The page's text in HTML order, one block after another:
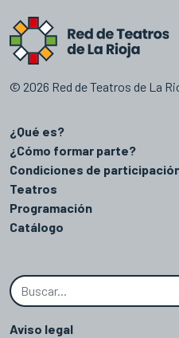
© 2026 Red de Teatros de La
¿Qué es?
¿Cómo formar parte?
Condiciones de
Teatros
Programación
Catálogo
Aviso legal